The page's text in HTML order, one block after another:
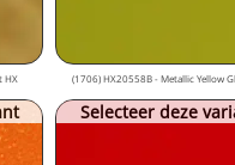
HX (1706) HX20558B - Metallic Yellow
Selecteer deze